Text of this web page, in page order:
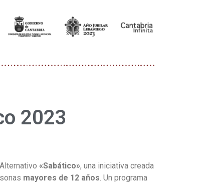
2023
«Sabático», una iniciativa creada
mayores de 12 años . Un programa